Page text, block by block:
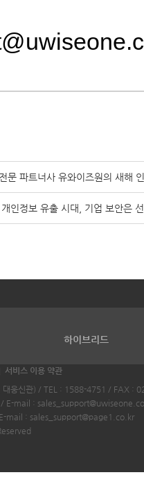
문 파트너사 유와이즈원의 새해
인정보 유출 시대, 기업 보안은
하이브리드
서비스 이용 약관
대웅신관) / TEL : 1588-4751 / FAX :
E-mail :
mail : sales_support@page1.co.kr